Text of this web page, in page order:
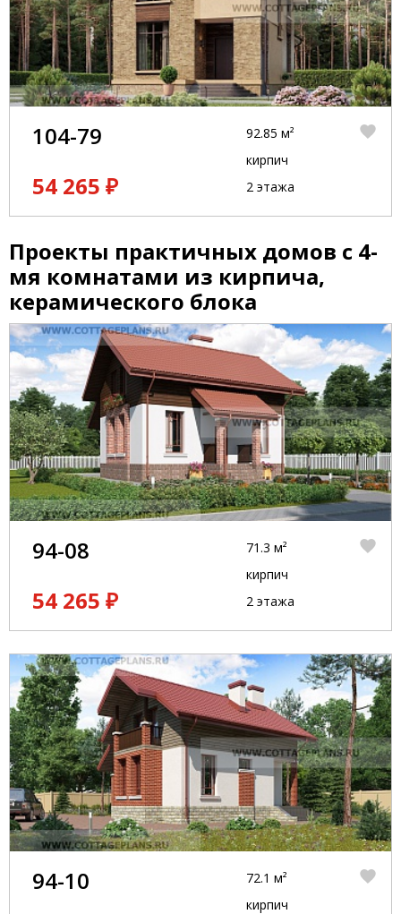
104-79
54 265 ₽
92.85 м²
кирпич
2 этажа
Проекты практичных домов с 4-
мя комнатами из кирпича,
керамического блока
94-08
54 265 ₽
71.3 м²
кирпич
2 этажа
94-10
72.1 м²
кирпич